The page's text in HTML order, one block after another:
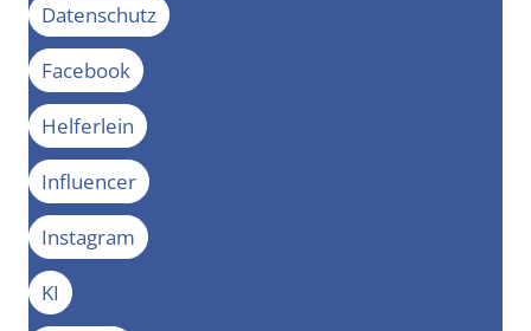
Datenschutz
Facebook
Helferlein
Influencer
Instagram
KI